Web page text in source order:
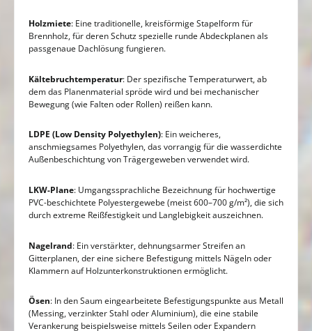
Holzmiete: Eine traditionelle, kreisförmige Stapelform für
Brennholz, für deren Schutz spezielle runde Abdeckplanen als
passgenaue Dachlösung fungieren.
Kältebruchtemperatur: Der spezifische Temperaturwert, ab
dem das Planenmaterial spröde wird und bei mechanischer
Bewegung (wie Falten oder Rollen) reißen kann.
LDPE (Low Density Polyethylen): Ein weicheres,
anschmiegsames Polyethylen, das vorrangig für die wasserdichte
Außenbeschichtung von Trägergeweben verwendet wird.
LKW-Plane: Umgangssprachliche Bezeichnung für hochwertige
PVC-beschichtete Polyestergewebe (meist 600–700 g/m²), die sich
durch extreme Reißfestigkeit und Langlebigkeit auszeichnen.
Nagelrand: Ein verstärkter, dehnungsarmer Streifen an
Gitterplanen, der eine sichere Befestigung mittels Nägeln oder
Klammern auf Holzunterkonstruktionen ermöglicht.
Ösen: In den Saum eingearbeitete Befestigungspunkte aus Metall
(Messing, verzinkter Stahl oder Aluminium), die eine stabile
Verankerung beispielsweise mittels Seilen oder Expandern